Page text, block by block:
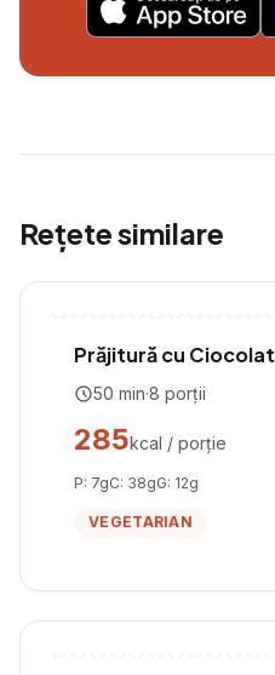
Rețete similare
Prăjitură cu
50 min·8 porții
285kcal / porție
P: 7gC: 38gG: 12g
VEGETARIAN